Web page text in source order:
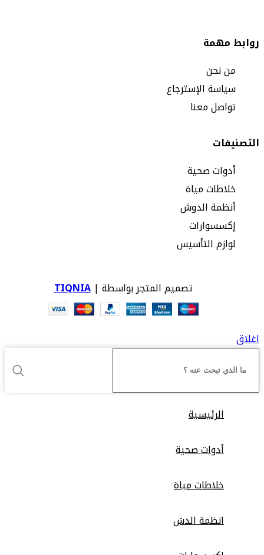
روابط مهمة
من نحن
سياسة الإسترجاع
تواصل معنا
التصنيفات
أدوات صحية
خلاطات مياة
أنظمة الدوش
إكسسوارات
لوازم التأسيس
تصميم المتجر بواسطة |TIQNIA
اغلاق
الرئيسية
أدوات صحية
خلاطات مياة
انظمة الدش